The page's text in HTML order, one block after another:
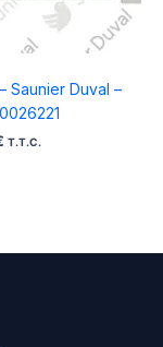
Saunier Duval –
T.T.C.